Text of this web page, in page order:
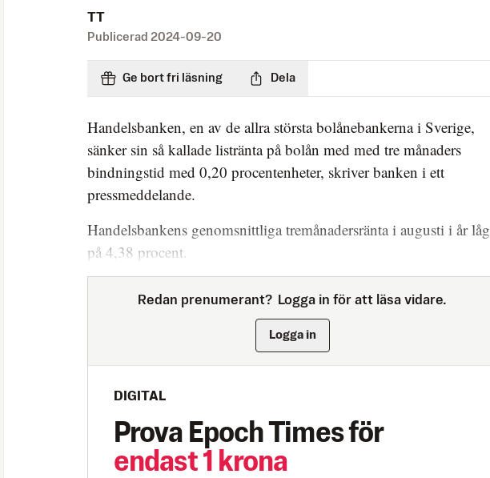
TT
Publicerad 2024-09-20
Ge bort fri läsning Dela
Handelsbanken, en av de allra största bolånebankerna i Sverige,
sänker sin så kallade listränta på bolån med med tre månaders
bindningstid med 0,20 procentenheter, skriver banken i ett
pressmeddelande.
Handelsbankens genomsnittliga tremånadersränta i augusti i år låg
på 4,38 procent.
Redan prenumerant? Logga in för att läsa vidare.
Logga in
DIGITAL
Prova Epoch Times för
endast 1 krona